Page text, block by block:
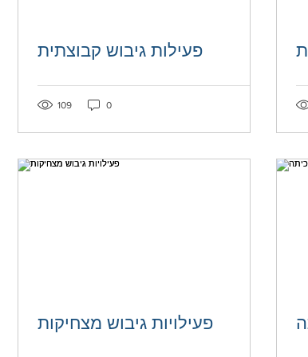
Post not marked as liked
פעילות גיבוש קבוצתית
109 0 Post not
פעילויות גיבוש מצחיקות